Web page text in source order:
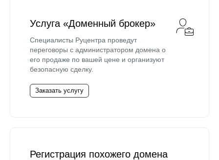
Услуга «Доменный брокер»
Специалисты Руцентра проведут
переговоры с администратором домена о
его продаже по вашей цене и организуют
безопасную сделку.
Заказать услугу
Регистрация похожего домена